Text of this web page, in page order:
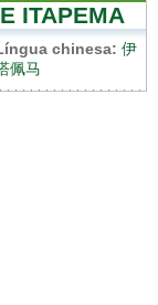
ITAPEMA
chinesa: 伊
佩马